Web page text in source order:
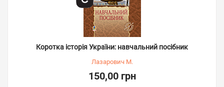
Коротка історія України: навчальний посібник
Лазарович М.
150,00 грн